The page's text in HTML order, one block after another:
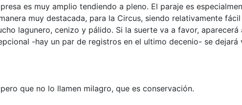
es muy amplio tendiendo a pleno. El paraje es
muy destacada, para la Circus, siendo relativamente
lagunero, cenizo y pálido. Si la suerte va a favor, aparecerá
-hay un par de registros en el ultimo decenio- se dejará
que no lo llamen milagro, que es conservación.